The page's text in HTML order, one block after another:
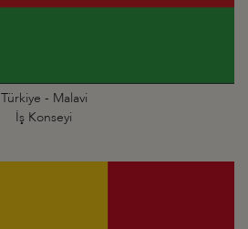
Türkiye - Malavi
İş Konseyi